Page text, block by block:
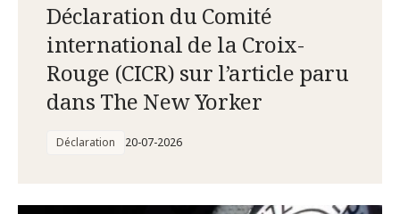
Déclaration du Comité
international de la Croix-
Rouge (CICR) sur l’article paru
dans The New Yorker
Déclaration 20-07-2026